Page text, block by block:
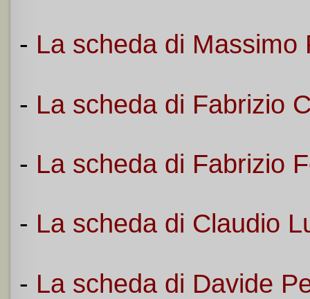
- La scheda di Massimo
- La scheda di Fabrizio
- La scheda di Fabrizio
- La scheda di Claudio
- La scheda di Davide